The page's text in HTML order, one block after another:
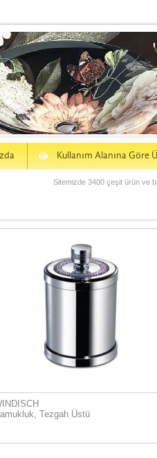
Kullanım Alanına Göre
S
Sitemizde 3400 çeşit ürün ve
Tezgah Üstü